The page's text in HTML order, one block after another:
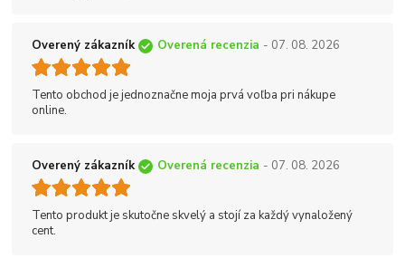
Overený zákazník Overená recenzia - 07. 08. 2026
Tento obchod je jednoznačne moja prvá voľba pri nákupe
online.
Overený zákazník Overená recenzia - 07. 08. 2026
Tento produkt je skutočne skvelý a stojí za každý vynaložený
cent.